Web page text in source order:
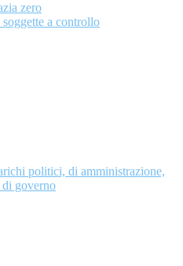
zero
a controllo
politici, di amministrazione,
governo